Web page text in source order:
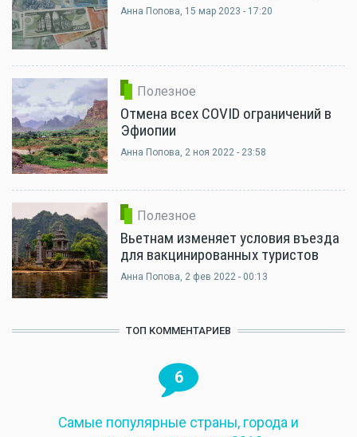
Анна Попова, 15 мар 2023 - 17:20
Полезное
Отмена всех COVID ограничений в
Эфиопии
Анна Попова, 2 ноя 2022 - 23:58
Полезное
Вьетнам изменяет условия въезда
для вакцинированных туристов
Анна Попова, 2 фев 2022 - 00:13
ТОП КОММЕНТАРИЕВ
6
Самые популярные страны, города и